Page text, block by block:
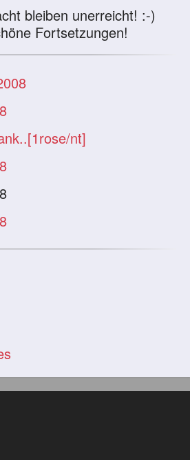
bleiben unerreicht! :-)
Fortsetzungen!
nt]